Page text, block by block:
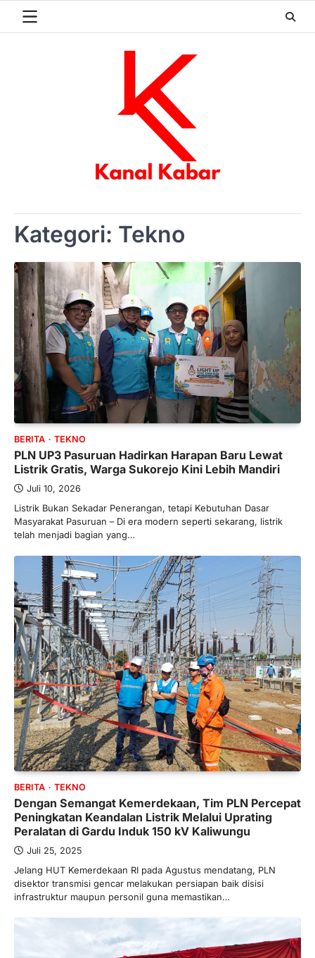
Kategori: Tekno
BERITA TEKNO
PLN UP3 Pasuruan Hadirkan Harapan Baru Lewat
Listrik Gratis, Warga Sukorejo Kini Lebih Mandiri
Juli 10, 2026
Listrik Bukan Sekadar Penerangan, tetapi Kebutuhan Dasar
Masyarakat Pasuruan – Di era modern seperti sekarang, listrik
telah menjadi bagian yang…
BERITA TEKNO
Dengan Semangat Kemerdekaan, Tim PLN Percepat
Peningkatan Keandalan Listrik Melalui Uprating
Peralatan di Gardu Induk 150 kV Kaliwungu
Juli 25, 2025
Jelang HUT Kemerdekaan RI pada Agustus mendatang, PLN
disektor transmisi gencar melakukan persiapan baik disisi
infrastruktur maupun personil guna memastikan…